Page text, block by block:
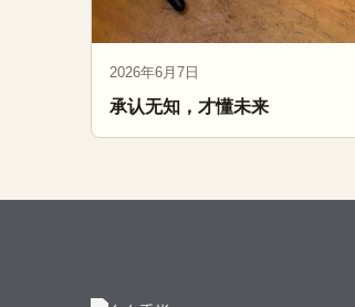
2026年6月7日
承认无知，才懂未来